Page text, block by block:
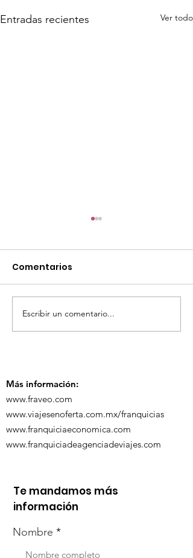
Entradas recientes Ver todo
TourTravelynByFraveo
participó en la
Comentarios
Escribir un comentario...
Más información:
www.fraveo.com
www.viajesenoferta.com.mx/franquicias
www.franquiciaeconomica.com
www.franquiciadeagenciadeviajes.com
Te mandamos más
información
Nombre